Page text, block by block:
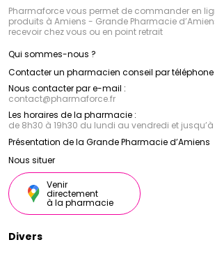
Pharmaforce vous permet de commander en
produits à Amiens - Grande Pharmacie
recevoir chez vous ou en point retrait
Qui sommes-nous ?
Contacter un pharmacien conseil par téléphone
Nous contacter par e-mail :
contact@pharmaforce.fr
Les horaires de la pharmacie :
de 8h30 à 19h30 du lundi au vendredi et
Présentation de la Grande Pharmacie d’Amiens
Nous situer
Venir
directement
à la pharmacie
Divers